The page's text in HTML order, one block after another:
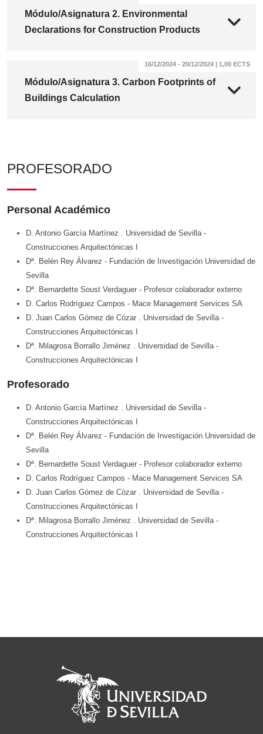
Módulo/Asignatura 2. Environmental
Declarations for Construction Products
Módulo/Asignatura 3. Carbon Footprints of
Buildings Calculation
16/12/2024 - 20/12/2024 | 1,00 ECTS
PROFESORADO
Personal Académico
D. Antonio García Martínez . Universidad de Sevilla -
Construcciones Arquitectónicas I
Dª. Belén Rey Álvarez - Fundación de Investigación Universidad de
Sevilla
Dª. Bernardette Soust Verdaguer - Profesor colaborador externo
D. Carlos Rodríguez Campos - Mace Management Services SA
D. Juan Carlos Gómez de Cózar
. Universidad de Sevilla -
Construcciones Arquitectónicas I
Dª. Milagrosa Borrallo Jiménez
. Universidad de Sevilla -
Construcciones Arquitectónicas I
Profesorado
D. Antonio García Martínez . Universidad de Sevilla -
Construcciones Arquitectónicas I
Dª. Belén Rey Álvarez - Fundación de Investigación Universidad de
Sevilla
Dª. Bernardette Soust Verdaguer - Profesor colaborador externo
D. Carlos Rodríguez Campos - Mace Management Services SA
D. Juan Carlos Gómez de Cózar
. Universidad de Sevilla -
Construcciones Arquitectónicas I
Dª. Milagrosa Borrallo Jiménez
. Universidad de Sevilla -
Construcciones Arquitectónicas I